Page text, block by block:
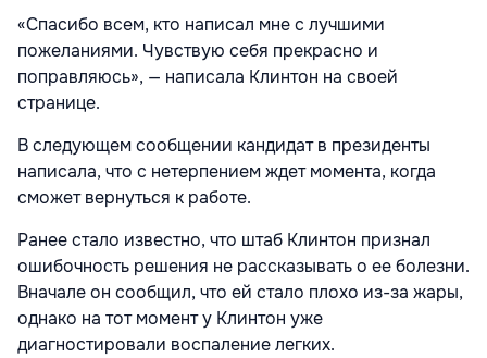
«Спасибо всем, кто написал мне с лучшими
пожеланиями. Чувствую себя прекрасно и
поправляюсь», — написала Клинтон на своей
странице.
В следующем сообщении кандидат в президенты
написала, что с нетерпением ждет момента, когда
сможет вернуться к работе.
Ранее стало известно, что штаб Клинтон признал
ошибочность решения не рассказывать о ее болезни.
Вначале он сообщил, что ей стало плохо из-за жары,
однако на тот момент у Клинтон уже
диагностировали воспаление легких.